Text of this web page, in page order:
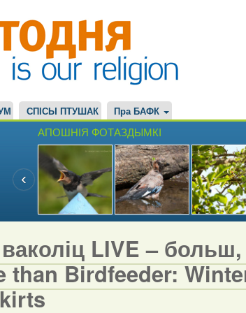
СПІСЫ ПТУШАК Пра БАФК
АПОШНІЯ ФОТАЗДЫМКІ
LIVE –
than Birdfeeder: